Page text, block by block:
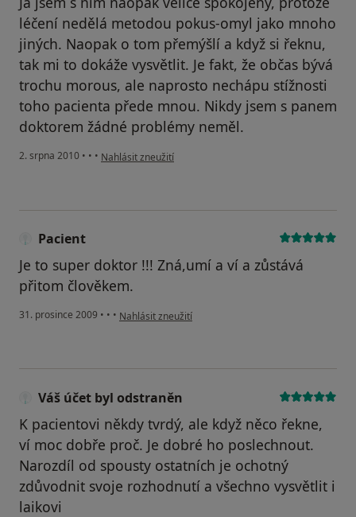
léčení nedělá metodou pokus-omyl jako mnoho
jiných. Naopak o tom přemýšlí a když si řeknu,
tak mi to dokáže vysvětlit. Je fakt, že občas bývá
trochu morous, ale naprosto nechápu stížnosti
toho pacienta přede mnou. Nikdy jsem s panem
doktorem žádné problémy neměl.
2. srpna 2010 • • • podle názoru uživatele Pacient
Nahlásit zneužití
Pacient
Je to super doktor !!! Zná,umí a ví a zůstává
přitom člověkem.
31. prosince 2009 • • • podle názoru uživatele Pacient
Nahlásit zneužití
Váš účet byl odstraněn
K pacientovi někdy tvrdý, ale když něco řekne,
ví moc dobře proč. Je dobré ho poslechnout.
Narozdíl od spousty ostatních je ochotný
zdůvodnit svoje rozhodnutí a všechno vysvětlit i
laikovi